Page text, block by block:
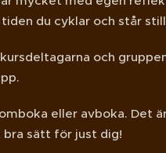
du cyklar och står
och
eller avboka. Det
bra sätt för just dig!